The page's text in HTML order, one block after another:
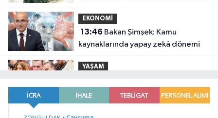
destek
EKONOMİ
13:46
kaynaklarında yapay zekâ dönemi
YAŞAM
bilimsel bakış